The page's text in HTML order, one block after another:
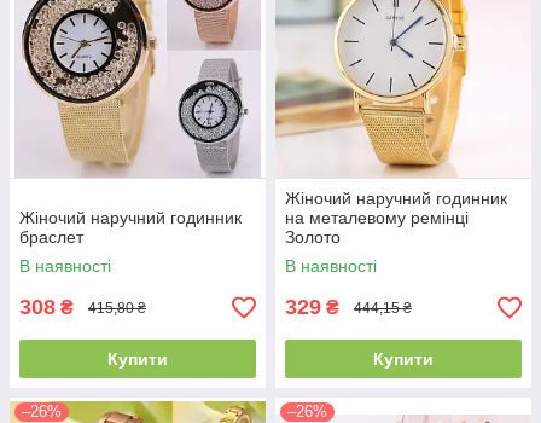
Жіночий наручний годинник
браслет
В наявності
308 ₴ 415,80 ₴
Купити
Жіночий наручний годинник
на металевому ремінці
Золото
В наявності
329 ₴ 444,15 ₴
Купити
–26% –26%